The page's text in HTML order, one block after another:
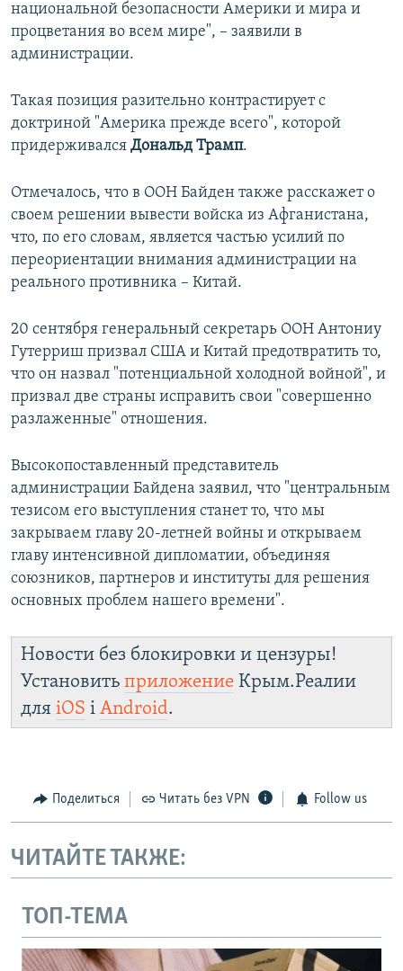
национальной безопасности Америки и мира и
процветания во всем мире", – заявили в
администрации.
Такая позиция разительно контрастирует с
доктриной "Америка прежде всего", которой
придерживался Дональд Трамп.
Отмечалось, что в ООН Байден также расскажет о
своем решении вывести войска из Афганистана,
что, по его словам, является частью усилий по
переориентации внимания администрации на
реального противника – Китай.
20 сентября генеральный секретарь ООН Антониу
Гутерриш призвал США и Китай предотвратить то,
что он назвал "потенциальной холодной войной", и
призвал две страны исправить свои "совершенно
разлаженные" отношения.
Высокопоставленный представитель
администрации Байдена заявил, что "центральным
тезисом его выступления станет то, что мы
закрываем главу 20-летней войны и открываем
главу интенсивной дипломатии, объединяя
союзников, партнеров и институты для решения
основных проблем нашего времени".
Новости без блокировки и цензуры!
Установить приложение Крым.Реалии
для iOS і Android.
Поделиться Читать без VPN Follow us
ЧИТАЙТЕ ТАКЖЕ:
ТОП-ТЕМА